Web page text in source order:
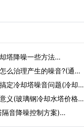
塔降噪一些方法…
么治理产生的噪音?(通辽
定冷却塔噪音问题(冷却塔
义(玻璃钢冷却水塔价格)
隔音降噪控制方案)…